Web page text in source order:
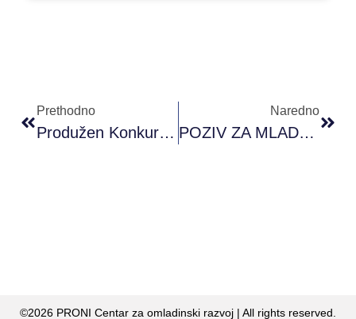
Prethodno
Produžen Konkurs Za Drugi Ciklus Programa „Regionalno Partnerstvo Mladih”
Naredno
POZIV ZA MLADE – EUROPEANS AGAINST FAKE NEWS
©2026 PRONI Centar za omladinski razvoj | All rights reserved.